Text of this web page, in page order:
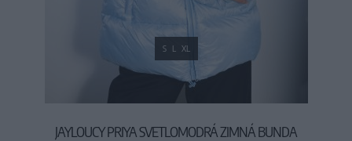
S L XL
JAYLOUCY PRIYA SVETLOMODRÁ ZIMNÁ BUNDA